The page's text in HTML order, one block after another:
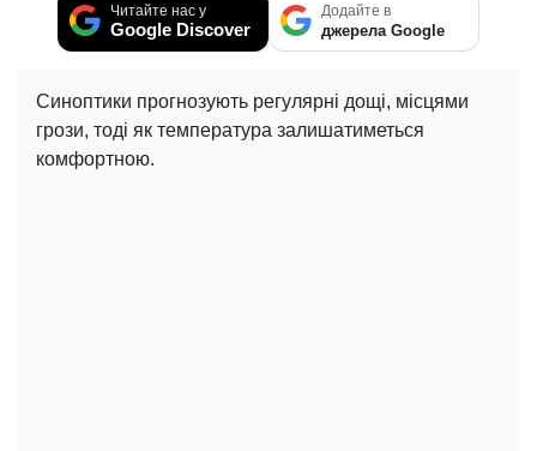
Читайте нас у
Google Discover
Додайте в
джерела Google
Синоптики прогнозують регулярні дощі, місцями
грози, тоді як температура залишатиметься
комфортною.